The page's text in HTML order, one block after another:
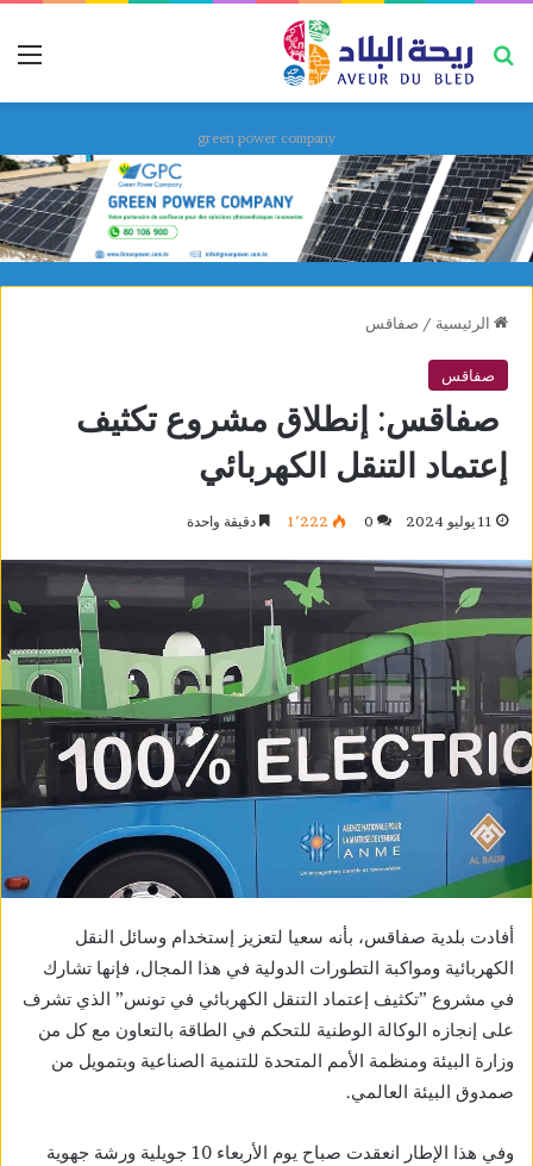
بحث عن
green power company
الرئيسية / صفاقس
صفاقس
صفاقس: إنطلاق مشروع تكثيف
إعتماد التنقل الكهربائي
11 يوليو 2024 0 1٬222 دقيقة واحدة
أفادت بلدية صفاقس، بأنه سعيا لتعزيز إستخدام وسائل النقل
الكهربائية ومواكبة التطورات الدولية في هذا المجال، فإنها تشارك
في مشروع ”تكثيف إعتماد التنقل الكهربائي في تونس” الذي تشرف
على إنجازه الوكالة الوطنية للتحكم في الطاقة بالتعاون مع كل من
وزارة البيئة ومنظمة الأمم المتحدة للتنمية الصناعية وبتمويل من
صمدوق البيئة العالمي.
وفي هذا الإطار انعقدت صباح يوم الأربعاء 10 جويلية ورشة جهوية